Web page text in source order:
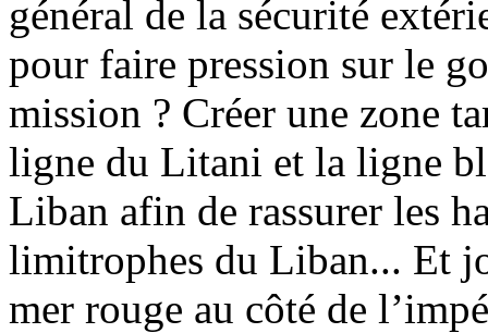
général de la sécurité
pour faire pression sur le
mission ? Créer une zone
ligne du Litani et la ligne
Liban afin de rassurer les
limitrophes du Liban... Et
mer rouge au côté de